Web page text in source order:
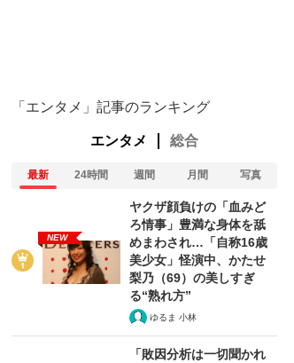
「エンタメ」記事のランキング
エンタメ 総合
最新 24時間 週間 月間 写真
NEW
ヤクザ顔負けの「血みど
ろ情事」豊満な身体を舐
めまわされ…「自称16歳
美少女」怪演中、かたせ
梨乃（69）の美しすぎ
る“熟れ方”
ゆるま 小林
「敗因分析は一切聞かれ